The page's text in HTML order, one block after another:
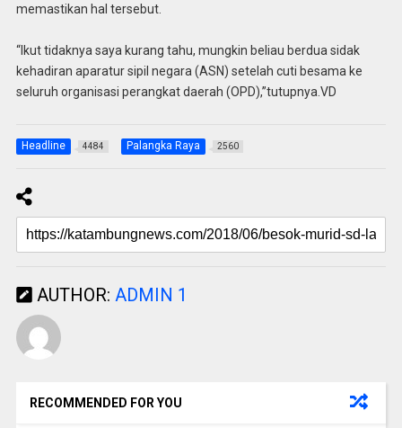
memastikan hal tersebut.
“Ikut tidaknya saya kurang tahu, mungkin beliau berdua sidak
kehadiran aparatur sipil negara (ASN) setelah cuti besama ke
seluruh organisasi perangkat daerah (OPD),”tutupnya.VD
Headline 4484 Palangka Raya 2560
AUTHOR: ADMIN 1
RECOMMENDED FOR YOU